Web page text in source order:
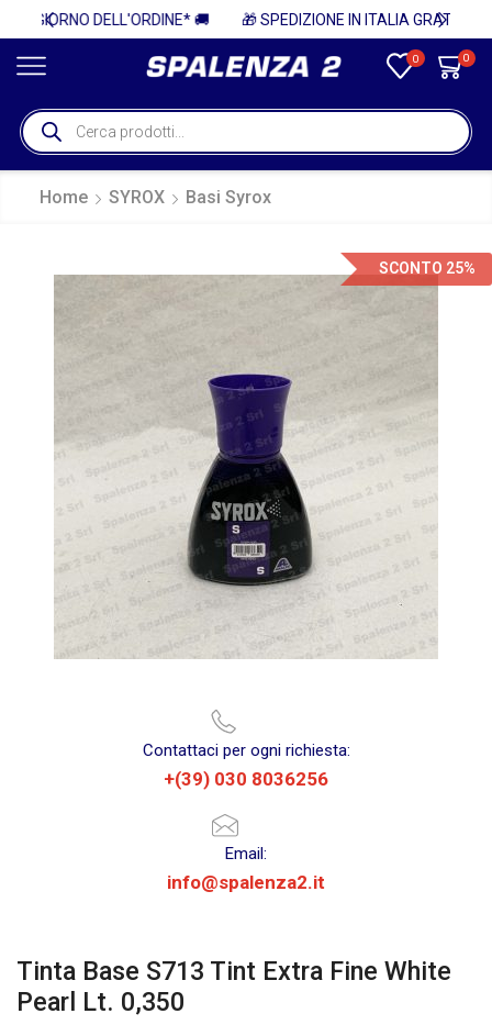
0 0
Home SYROX Basi Syrox
SCONTO 25%
Contattaci per ogni richiesta:
+(39) 030 8036256
Email:
info@spalenza2.it
Tinta Base S713 Tint Extra Fine White
Pearl Lt. 0,350